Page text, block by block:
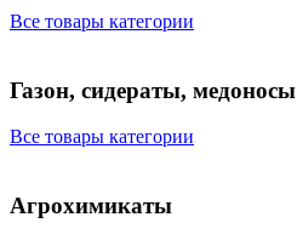
Все товары категории
Газон, сидераты, медоносы
Все товары категории
Агрохимикаты